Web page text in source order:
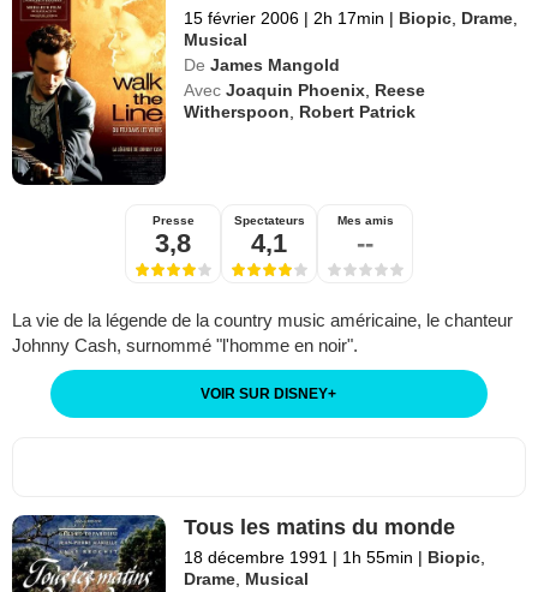
15 février 2006 | 2h 17min | Biopic Drame
Musical
De James Mangold
Avec Joaquin Phoenix Reese
Witherspoon
Robert Patrick
Presse
3,8
Spectateurs
4,1
Mes amis
--
La vie de la légende de la country music américaine, le chanteur
Johnny Cash, surnommé "l'homme en noir".
VOIR SUR DISNEY+
Tous les matins du monde
18 décembre 1991 | 1h 55min | Biopic
Drame Musical